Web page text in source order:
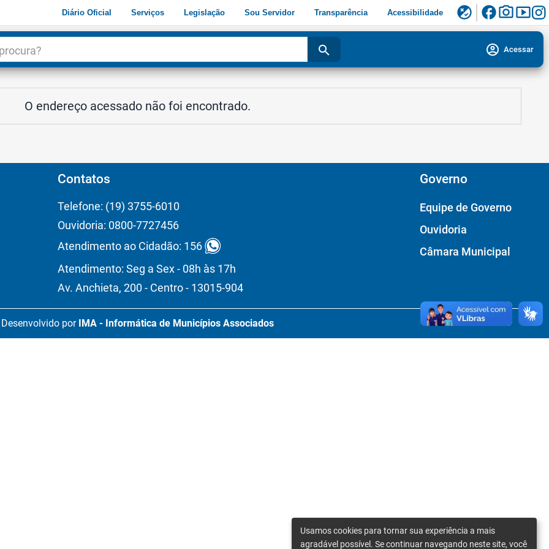
Diário Oficial Serviços Legislação Sou Servidor Transparência Acessibilidade flaky facebookphoto_camerasmart_display
search account_circle Acessar
O endereço acessado não foi encontrado.
Contatos
Telefone: (19) 3755-6010
Ouvidoria: 0800-7727456
Atendimento ao Cidadão: 156
Atendimento: Seg a Sex - 08h às 17h
Av. Anchieta, 200 - Centro - 13015-904
Governo
Equipe de Governo
Ouvidoria
Câmara Municipal
Desenvolvido por IMA - Informática de Municípios Associados
Usamos cookies para tornar sua experiência a mais
agradável possível. Se continuar navegando neste site, você